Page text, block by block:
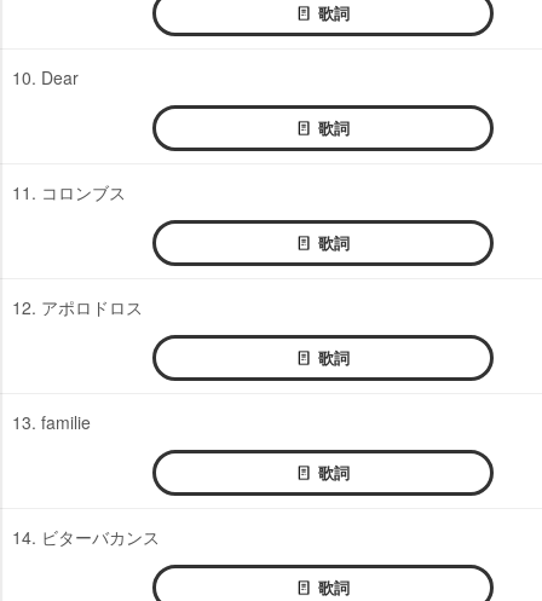
歌詞
10. Dear
歌詞
11. コロンブス
歌詞
12. アポロドロス
歌詞
13. familie
歌詞
14. ビターバカンス
歌詞